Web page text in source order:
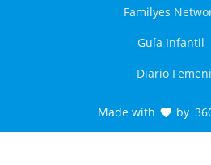
Familyes
Guía Infantil
Diario
Made with by